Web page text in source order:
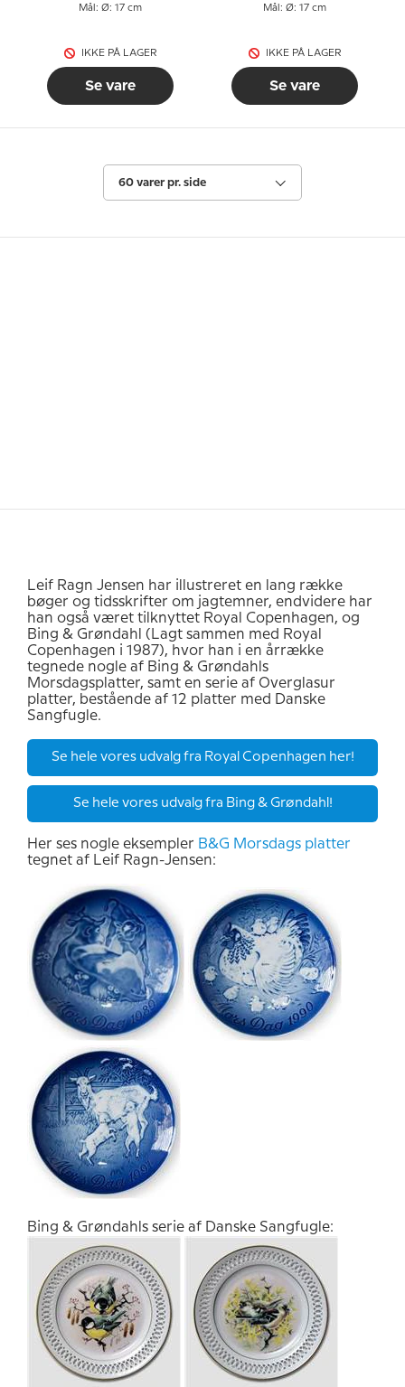
Mål: Ø: 17 cm
IKKE PÅ LAGER
Se vare
Mål: Ø: 17 cm
IKKE PÅ LAGER
Se vare
60 varer pr. side
Leif Ragn Jensen har illustreret en lang række
bøger og tidsskrifter om jagtemner, endvidere har
han også været tilknyttet Royal Copenhagen, og
Bing & Grøndahl (Lagt sammen med Royal
Copenhagen i 1987), hvor han i en årrække
tegnede nogle af Bing & Grøndahls
Morsdagsplatter, samt en serie af Overglasur
platter, bestående af 12 platter med Danske
Sangfugle.
Se hele vores udvalg fra Royal Copenhagen her!
Se hele vores udvalg fra Bing & Grøndahl!
Her ses nogle eksempler B&G Morsdags platter
tegnet af Leif Ragn-Jensen:
Bing & Grøndahls serie af Danske Sangfugle: